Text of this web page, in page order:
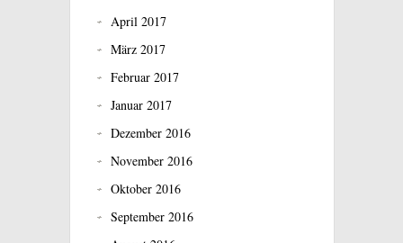
April 2017
März 2017
Februar 2017
Januar 2017
Dezember 2016
November 2016
Oktober 2016
September 2016